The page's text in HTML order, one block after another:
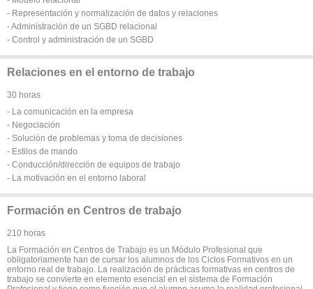
- Representación y normalización de datos y relaciones
- Administración de un SGBD relacional
- Control y administración de un SGBD
Relaciones en el entorno de trabajo
30 horas
- La comunicación en la empresa
- Negociación
- Solución de problemas y toma de decisiones
- Estilos de mando
- Conducción/dirección de equipos de trabajo
- La motivación en el entorno laboral
Formación en Centros de trabajo
210 horas
La Formación en Centros de Trabajo es un Módulo Profesional que
obligatoriamente han de cursar los alumnos de los Ciclos Formativos en un
entorno real de trabajo. La realización de prácticas formativas en centros de
trabajo se convierte en elemento esencial en el sistema de Formación